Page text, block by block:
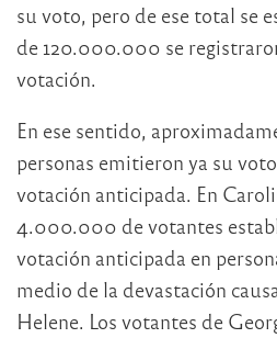
su voto, pero de ese total se
de 120.000.000 se
votación.
En ese sentido,
personas emitieron ya su
votación anticipada. En
4.000.000 de votantes
votación anticipada en
medio de la devastación
Helene. Los votantes de